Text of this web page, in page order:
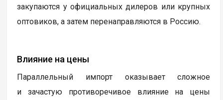
закупаются у официальных дилеров или крупных
оптовиков, а затем перенаправляются в Россию.
Влияние на цены
Параллельный импорт оказывает сложное
и зачастую противоречивое влияние на цены